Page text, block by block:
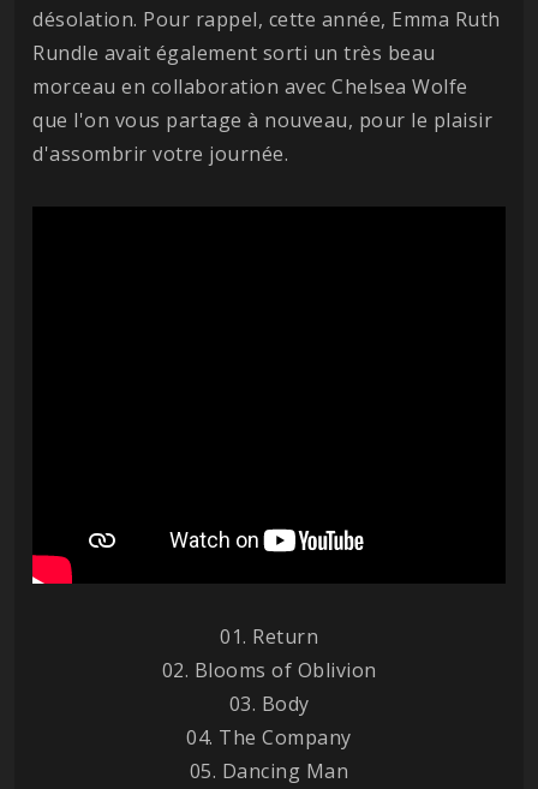
désolation. Pour rappel, cette année, Emma Ruth
Rundle avait également sorti un très beau
morceau en collaboration avec Chelsea Wolfe
que l'on vous partage à nouveau, pour le plaisir
d'assombrir votre journée.
01. Return
02. Blooms of Oblivion
03. Body
04. The Company
05. Dancing Man